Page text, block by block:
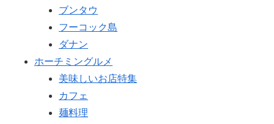
ブンタウ
フーコック島
ダナン
ホーチミングルメ
美味しいお店特集
カフェ
麺料理